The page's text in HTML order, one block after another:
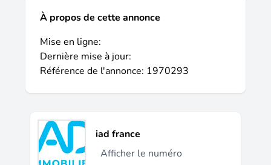
À propos de cette annonce
Mise en ligne:
Dernière mise à jour:
Référence de l'annonce: 1970293
iad france
Afficher le numéro